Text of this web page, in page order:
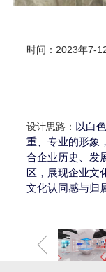
时间：2023年7-
设计思路： 以白
重、专业的形象
合企业历史、发
区，展现企业文
文化认同感与归